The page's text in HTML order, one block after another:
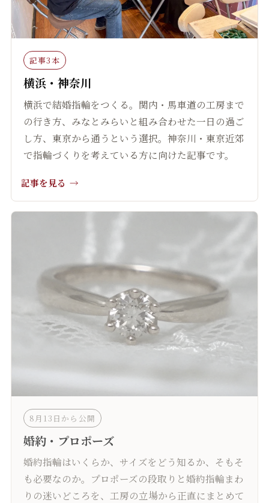
記事3本
横浜・神奈川
横浜で結婚指輪をつくる。関内・馬車道の工房まで
の行き方、みなとみらいと組み合わせた一日の過ご
し方、東京から通うという選択。神奈川・東京近郊
で指輪づくりを考えている方に向けた記事です。
記事を見る
8月13日から公開
婚約・プロポーズ
婚約指輪はいくらか、サイズをどう知るか、そもそ
も必要なのか。プロポーズの段取りと婚約指輪まわ
りの迷いどころを、工房の立場から正直にまとめて